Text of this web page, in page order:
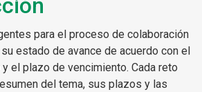
para el proceso de colaboración
estado de avance de acuerdo con el
el plazo de vencimiento. Cada reto
del tema, sus plazos y las